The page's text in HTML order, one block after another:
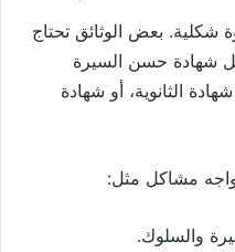
شكلية. بعض الوثائق تحتاج
شهادة حسن السيرة
الثانوية، أو شهادة
مشاكل مثل:
والسلوك.